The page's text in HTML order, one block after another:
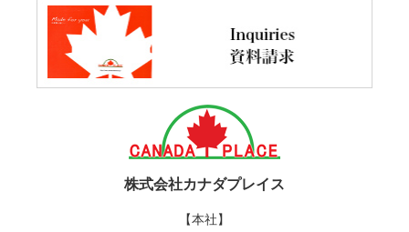
株式会社カナダプレイス
【本社】